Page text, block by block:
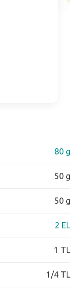
80 g
50 g
50 g
2 EL
1 TL
1/4 TL